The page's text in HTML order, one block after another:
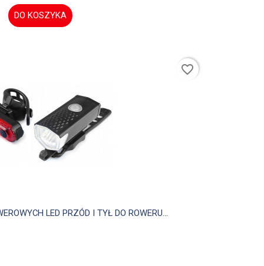
DO KOSZYKA
Szybki podgląd
LED PRZÓD I TYŁ DO ROWERU...
favorite_border